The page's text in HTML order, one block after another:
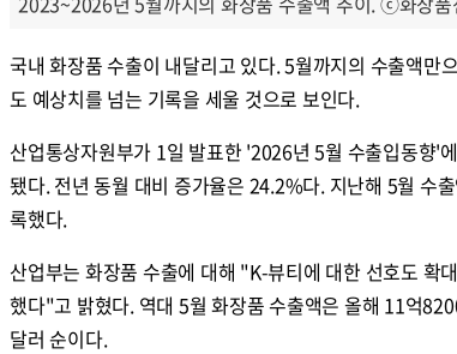
국내 화장품 수출이 내달리고 있다. 5월까지의 수출액만
도 예상치를 넘는 기록을 세울 것으로 보인다.
산업통상자원부가 1일 발표한 '2026년 5월 수출입동향'
됐다. 전년 동월 대비 증가율은 24.2%다. 지난해 5월 수
록했다.
산업부는 화장품 수출에 대해 "K-뷰티에 대한 선호도 확
했다"고 밝혔다. 역대 5월 화장품 수출액은 올해 11억
달러 순이다.